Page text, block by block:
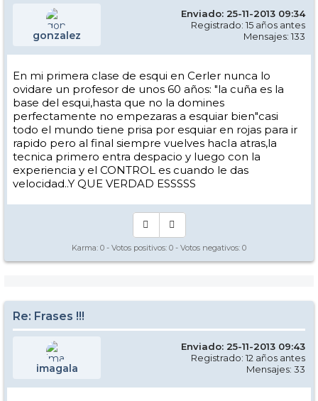
gonzalez
Enviado: 25-11-2013 09:34
Registrado: 15 años antes
Mensajes: 133
En mi primera clase de esqui en Cerler nunca lo
ovidare un profesor de unos 60 años: "la cuña es la
base del esqui,hasta que no la domines
perfectamente no empezaras a esquiar bien"casi
todo el mundo tiene prisa por esquiar en rojas para ir
rapido pero al final siempre vuelves hacIa atras,la
tecnica primero entra despacio y luego con la
experiencia y el CONTROL es cuando le das
velocidad..Y QUE VERDAD ESSSSS
Karma: 0 - Votos positivos: 0 - Votos negativos: 0
Re: Frases !!!
imagala
Enviado: 25-11-2013 09:43
Registrado: 12 años antes
Mensajes: 33